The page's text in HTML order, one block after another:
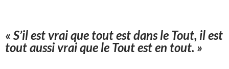
« S’il est vrai que tout est dans le Tout, il est
tout aussi vrai que le Tout est en tout. »